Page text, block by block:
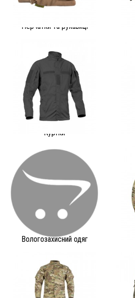
Перчатки та рукавиці
Куртки
Вологозахисний одяг